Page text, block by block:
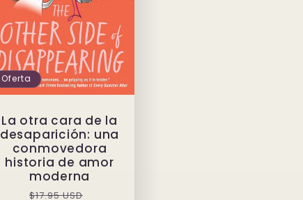
Oferta
La otra cara de la
desaparición: una
conmovedora
historia de amor
moderna
Precio
$17.95 USD